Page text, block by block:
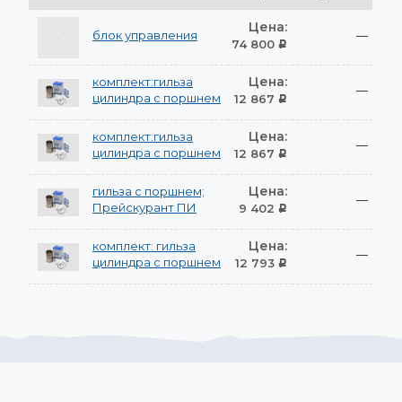
блок управления Цена:
74 800 Р
—
комплект:гильза
цилиндра с поршнем
Цена:
12 867 Р
—
комплект:гильза
цилиндра с поршнем
Цена:
12 867 Р
—
гильза с поршнем;
Прейскурант ПИ
Цена:
9 402 Р
—
комплект: гильза
цилиндра с поршнем
Цена:
12 793 Р
—